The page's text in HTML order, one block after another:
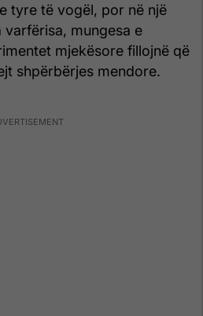
tyre të vogël, por në një
mungesa e
mjekësore fillojnë që
shpërbërjes mendore.